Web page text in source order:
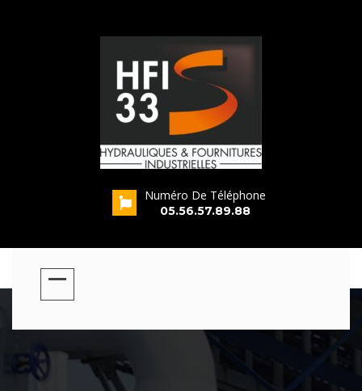
Numéro De Téléphone
05.56.57.89.88